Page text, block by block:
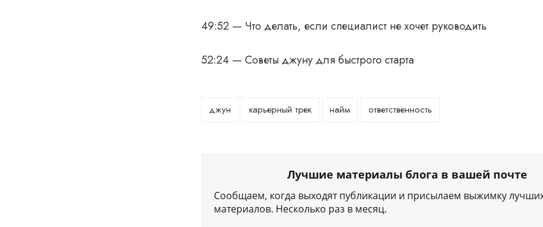
49:52 — Что делать, если специалист не хочет руководить
52:24 — Советы джуну для быстрого старта
джун карьерный трек найм ответственность
Лучшие материалы блога в вашей почте
Сообщаем, когда выходят публикации и присылаем выжимку
материалов. Несколько раз в месяц.